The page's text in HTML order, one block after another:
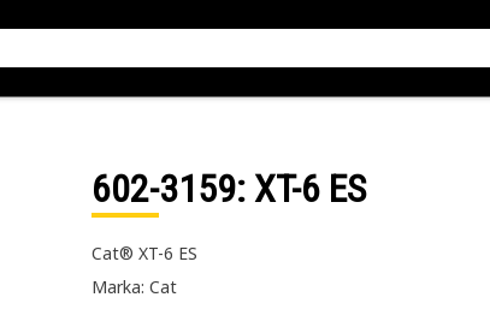
602-3159: XT-6 ES
Cat® XT-6 ES
Marka: Cat